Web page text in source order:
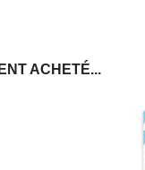
ACHETÉ...